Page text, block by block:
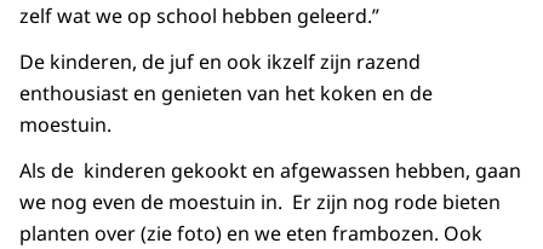
zelf wat we op school hebben geleerd.”
De kinderen, de juf en ook ikzelf zijn razend
enthousiast en genieten van het koken en de
moestuin.
Als de kinderen gekookt en afgewassen hebben, gaan
we nog even de moestuin in. Er zijn nog rode bieten
planten over (zie foto) en we eten frambozen. Ook